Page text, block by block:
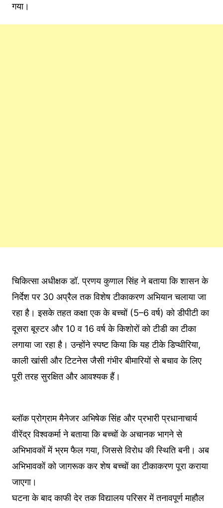
गया।
चिकित्सा अधीक्षक डॉ. प्रणय कुणाल सिंह ने बताया कि शासन के
निर्देश पर 30 अप्रैल तक विशेष टीकाकरण अभियान चलाया जा
रहा है। इसके तहत कक्षा एक के बच्चों (5–6 वर्ष) को डीपीटी का
दूसरा बूस्टर और 10 व 16 वर्ष के किशोरों को टीडी का टीका
लगाया जा रहा है। उन्होंने स्पष्ट किया कि यह टीके डिप्थीरिया,
काली खांसी और टिटनेस जैसी गंभीर बीमारियों से बचाव के लिए
पूरी तरह सुरक्षित और आवश्यक हैं।
ब्लॉक प्रोग्राम मैनेजर अभिषेक सिंह और प्रभारी प्रधानाचार्य
वीरेंद्र विश्वकर्मा ने बताया कि बच्चों के अचानक भागने से
अभिभावकों में भ्रम फैल गया, जिससे विरोध की स्थिति बनी। अब
अभिभावकों को जागरूक कर शेष बच्चों का टीकाकरण पूरा कराया
जाएगा।
घटना के बाद काफी देर तक विद्यालय परिसर में तनावपूर्ण माहौल